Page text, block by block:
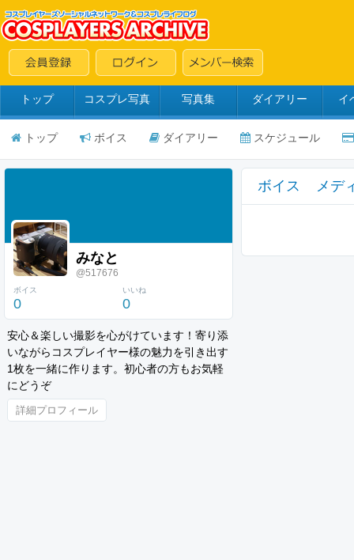
トップ コスプレ写真 写真集 ダイアリー イ
トップ ボイス ダイアリー スケジュール
みなと
@517676
ボイス
0
いいね
0
安心＆楽しい撮影を心がけています！寄り添
いながらコスプレイヤー様の魅力を引き出す
1枚を一緒に作ります。初心者の方もお気軽
にどうぞ
詳細プロフィール
ボイス メデ